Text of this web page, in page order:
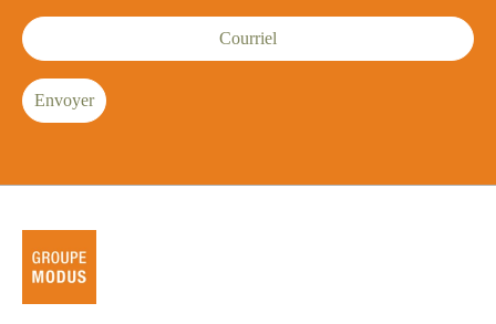
Courriel
Envoyer